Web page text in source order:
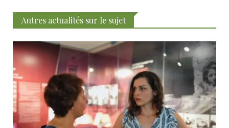
Autres actualités sur le sujet